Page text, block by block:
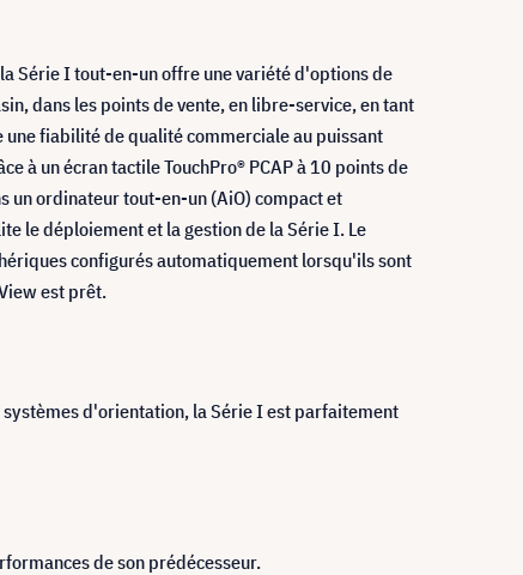
Série I tout-en-un offre une variété d'options de
dans les points de vente, en libre-service, en tant
fiabilité de qualité commerciale au puissant
à un écran tactile TouchPro® PCAP à 10 points de
un ordinateur tout-en-un (AiO) compact et
le déploiement et la gestion de la Série I. Le
configurés automatiquement lorsqu'ils sont
est prêt.
d'orientation, la Série I est parfaitement
de son prédécesseur.